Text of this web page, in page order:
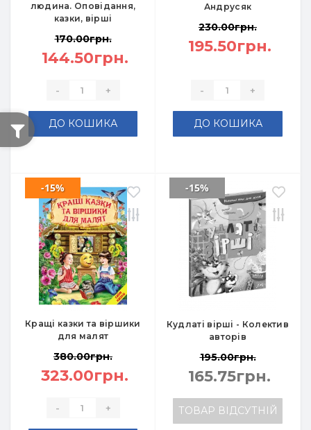
людина. Оповідання,
казки, вірші
170.00грн.
144.50грн.
- +
ДО КОШИКА
Андрусяк
230.00грн.
195.50грн.
- +
ДО КОШИКА
Кращі казки та віршики
для малят
-15%
380.00грн.
323.00грн.
- +
Кудлаті вірші - Колектив
авторів
-15%
195.00грн.
165.75грн.
ТОВАР ВІДСУТНІЙ